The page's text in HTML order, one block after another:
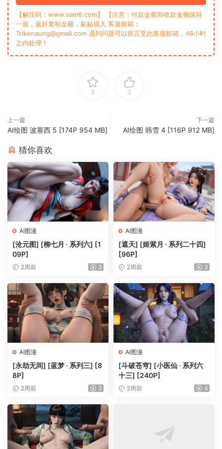
【解压码：www.vam6.com】 【注意：付款金额和收款金额保持
一致，最好复制金额，黏贴填入 客服邮箱：
Trikenaung@gmail.com 遇到问题可以留言至此客服邮箱，48小时
之内处理！
3 2
上一篇
AI绘图 波塞西 5 [174P 954 MB]
下一篇
‎‎‎‎‎‎AI绘图 韩雪 4 [116P 912 MB]
猜你喜欢
AI图漫
[沧元图] [柳七月 · 系列六] [1
09P]
2周前 3
AI图漫
[遮天] [姬紫月 · 系列二十四]
[96P]
2周前 3
AI图漫
[永劫无间] [蓝梦 · 系列三] [8
8P]
2周前 3
AI图漫
[斗破苍穹] [小医仙 · 系列六
十三] [240P]
2周前 4